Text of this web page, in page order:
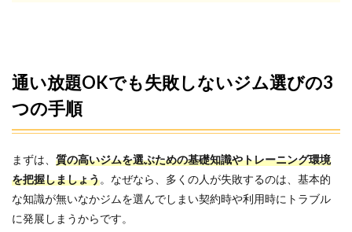
題で
るパ
ーソ
ジム
の総
額比
較
（総
額安
通い放題OKでも失敗しないジム選びの3
つの手順
まずは、 質の高いジムを選ぶための基礎知識やトレーニング環境
を把握しましょう。なぜなら、多くの人が失敗するのは、基本的
な知識が無いなかジムを選んでしまい契約時や利用時にトラブル
に発展しまうからです。